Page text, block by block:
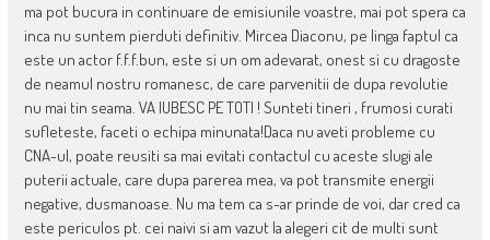
ma pot bucura in continuare de emisiunile voastre, mai pot spera ca
inca nu suntem pierduti definitiv. Mircea Diaconu, pe linga faptul ca
este un actor f.f.f.bun, este si un om adevarat, onest si cu dragoste
de neamul nostru romanesc, de care parvenitii de dupa revolutie
nu mai tin seama. VA IUBESC PE TOTI ! Sunteti tineri , frumosi curati
sufleteste, faceti o echipa minunata!Daca nu aveti probleme cu
CNA-ul, poate reusiti sa mai evitati contactul cu aceste slugi ale
puterii actuale, care dupa parerea mea, va pot transmite energii
negative, dusmanoase. Nu ma tem ca s-ar prinde de voi, dar cred ca
este periculos pt. cei naivi si am vazut la alegeri cit de multi sunt